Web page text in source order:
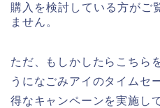
購入を検討している方がご
ません。
ただ、もしかしたらこちら
うになごみアイのタイムセ
得なキャンペーンを実施し